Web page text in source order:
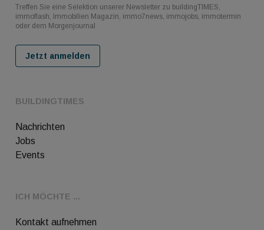
BUILDINGTIMES
Nachrichten
Jobs
Events
ICH MÖCHTE ...
Kontakt aufnehmen
Treffen Sie eine Selektion unserer Newsletter zu buildingTIMES,
immoflash, Immobilien Magazin, immo7news, immojobs, immotermin
oder dem Morgenjournal
Jetzt anmelden